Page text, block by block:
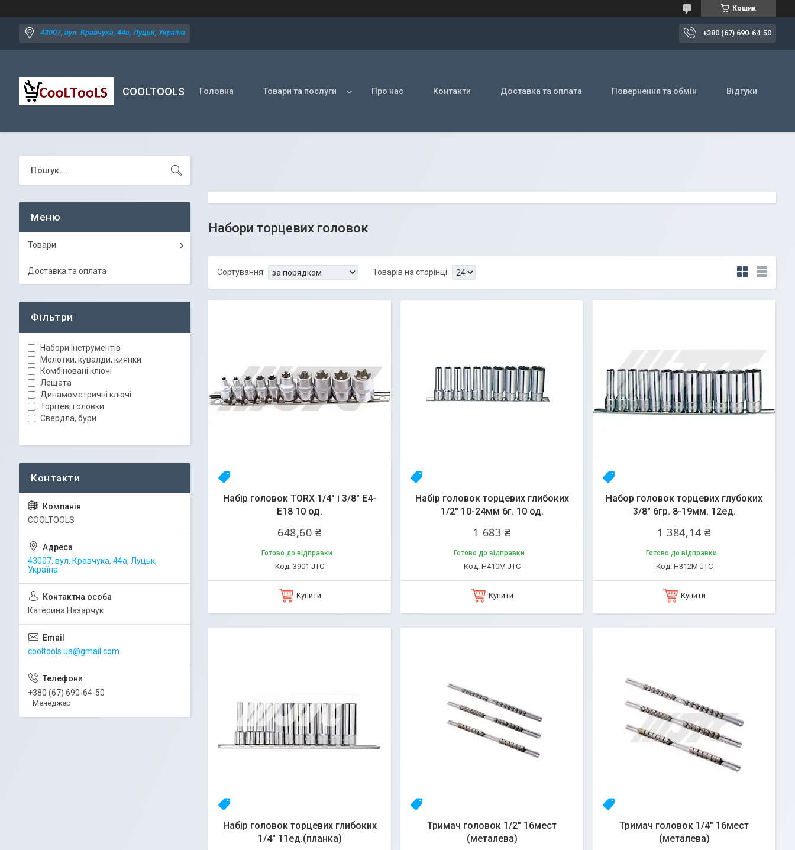
Кошик
43007, вул. Кравчука, 44а, Луцьк, Україна +380 (67) 690-64-50
COOLTOOLS Головна Товари та послуги Про нас Контакти Доставка та оплата Повернення та обмін Відгуки
Набори торцевих головок
Набір головок TORX 1/4" і 3/8" Е4-
Е18 10 од.
648,60 ₴
Готово до відправки
3901 JTC
Купити
Набір головок торцевих глибоких
1/2" 10-24мм 6г. 10 од.
1 683 ₴
Готово до відправки
H410M JTC
Купити
Набор головок торцевих глубоких
3/8" 6гр. 8-19мм. 12ед.
1 384,14 ₴
Готово до відправки
H312M JTC
Купити
Набір головок торцевих глибоких
1/4" 11ед.(планка)
Тримач головок 1/2" 16мест
(металева)
Тримач головок 1/4" 16мест
(металева)
Товари
Доставка та оплата
Фільтри
Набори інструментів
Молотки, кувалди, киянки
Комбіновані ключі
Лещата
Динамометричні ключі
Торцеві головки
Свердла, бури
COOLTOOLS
43007, вул. Кравчука, 44а, Луцьк,
Україна
Катерина Назарчук
cooltools.ua@gmail.com
+380 (67) 690-64-50
Менеджер